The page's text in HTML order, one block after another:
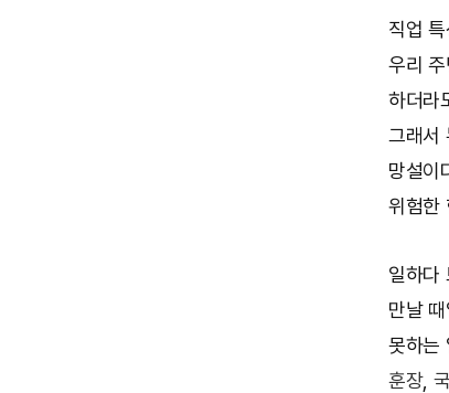
직업
우리
하더라
그래서
망설이
위험한
일하다
만날
못하는
훈장,